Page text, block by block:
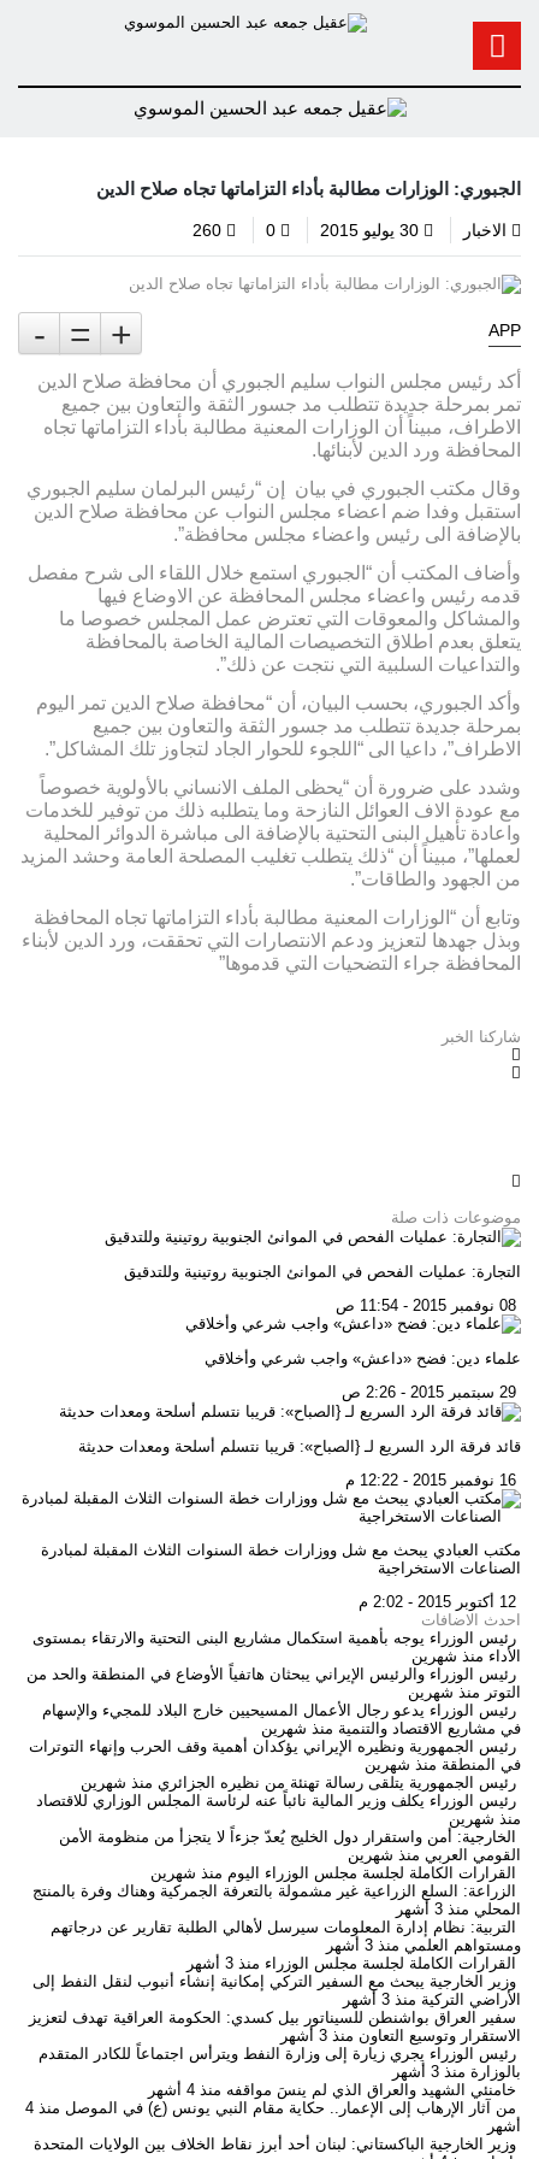
الجبوري: الوزارات مطالبة بأداء التزاماتها تجاه صلاح الدين
الاخبار
APP
+
=
-
أكد رئيس مجلس النواب سليم الجبوري أن محافظة صلاح الدين
تمر بمرحلة جديدة تتطلب مد جسور الثقة والتعاون بين جميع
الاطراف، مبيناً أن الوزارات المعنية مطالبة بأداء التزاماتها تجاه
المحافظة ورد الدين لأبنائها.
وقال مكتب الجبوري في بيان إن “رئيس البرلمان سليم الجبوري
استقبل وفدا ضم اعضاء مجلس النواب عن محافظة صلاح الدين
بالإضافة الى رئيس واعضاء مجلس محافظة”.
وأضاف المكتب أن “الجبوري استمع خلال اللقاء الى شرح مفصل
قدمه رئيس واعضاء مجلس المحافظة عن الاوضاع فيها
والمشاكل والمعوقات التي تعترض عمل المجلس خصوصا ما
يتعلق بعدم اطلاق التخصيصات المالية الخاصة بالمحافظة
والتداعيات السلبية التي نتجت عن ذلك”.
وأكد الجبوري، بحسب البيان، أن “محافظة صلاح الدين تمر اليوم
بمرحلة جديدة تتطلب مد جسور الثقة والتعاون بين جميع
الاطراف”، داعيا الى “اللجوء للحوار الجاد لتجاوز تلك المشاكل”.
وشدد على ضرورة أن “يحظى الملف الانساني بالأولوية خصوصاً
مع عودة الاف العوائل النازحة وما يتطلبه ذلك من توفير للخدمات
واعادة تأهيل البنى التحتية بالإضافة الى مباشرة الدوائر المحلية
لعملها”، مبيناً أن “ذلك يتطلب تغليب المصلحة العامة وحشد المزيد
من الجهود والطاقات”.
وتابع أن “الوزارات المعنية مطالبة بأداء التزاماتها تجاه المحافظة
وبذل جهدها لتعزيز ودعم الانتصارات التي تحققت، ورد الدين لأبناء
المحافظة جراء التضحيات التي قدموها”
شاركنا الخبر
موضوعات ذات صلة
التجارة: عمليات الفحص في الموانئ الجنوبية روتينية وللتدقيق
علماء دين: فضح «داعش» واجب شرعي وأخلاقي
قائد فرقة الرد السريع لـ {الصباح»: قريبا نتسلم أسلحة ومعدات حديثة
مكتب العبادي يبحث مع شل ووزارات خطة السنوات الثلاث المقبلة لمبادرة
الصناعات الاستخراجية
احدث الاضافات
رئيس الوزراء يوجه بأهمية استكمال مشاريع البنى التحتية والارتقاء بمستوى
الأداء منذ شهرين
رئيس الوزراء والرئيس الإيراني يبحثان هاتفياً الأوضاع في المنطقة والحد من
التوتر منذ شهرين
رئيس الوزراء يدعو رجال الأعمال المسيحيين خارج البلاد للمجيء والإسهام
في مشاريع الاقتصاد والتنمية منذ شهرين
رئيس الجمهورية ونظيره الإيراني يؤكدان أهمية وقف الحرب وإنهاء التوترات
في المنطقة منذ شهرين
رئيس الجمهورية يتلقى رسالة تهنئة من نظيره الجزائري منذ شهرين
رئيس الوزراء يكلف وزير المالية نائباً عنه لرئاسة المجلس الوزاري للاقتصاد
منذ شهرين
الخارجية: أمن واستقرار دول الخليج يُعدّ جزءاً لا يتجزأ من منظومة الأمن
القومي العربي منذ شهرين
القرارات الكاملة لجلسة مجلس الوزراء اليوم منذ شهرين
الزراعة: السلع الزراعية غير مشمولة بالتعرفة الجمركية وهناك وفرة بالمنتج
المحلي منذ 3 أشهر
التربية: نظام إدارة المعلومات سيرسل لأهالي الطلبة تقارير عن درجاتهم
ومستواهم العلمي منذ 3 أشهر
القرارات الكاملة لجلسة مجلس الوزراء منذ 3 أشهر
وزير الخارجية يبحث مع السفير التركي إمكانية إنشاء أنبوب لنقل النفط إلى
الأراضي التركية منذ 3 أشهر
سفير العراق بواشنطن للسيناتور بيل كسدي: الحكومة العراقية تهدف لتعزيز
الاستقرار وتوسيع التعاون منذ 3 أشهر
رئيس الوزراء يجري زيارة إلى وزارة النفط ويترأس اجتماعاً للكادر المتقدم
بالوزارة منذ 3 أشهر
خامنئي الشهيد والعراق الذي لم ينسَ مواقفه منذ 4 أشهر
من آثار الإرهاب إلى الإعمار.. حكاية مقام النبي يونس (ع) في الموصل
منذ 4
أشهر
وزير الخارجية الباكستاني: لبنان أحد أبرز نقاط الخلاف بين الولايات المتحدة